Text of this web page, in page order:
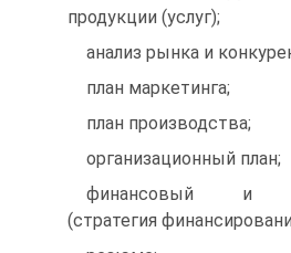
продукции (услуг);
анализ рынка и
план маркетинга;
план производства;
организационный план;
финансовый и
(стратегия